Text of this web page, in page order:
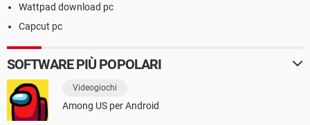
Wattpad download pc
Capcut pc
SOFTWARE PIÙ POPOLARI
Videogiochi
Among US per Android